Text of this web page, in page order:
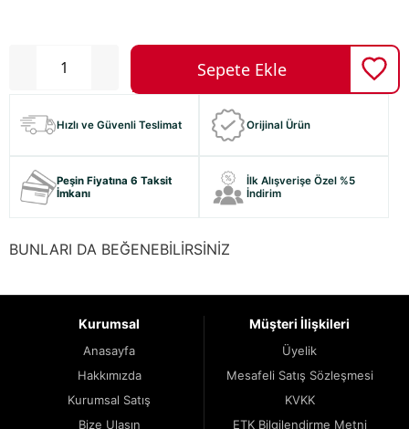
Hızlı ve Güvenli Teslimat Orijinal Ürün
Peşin Fiyatına 6 Taksit
İmkanı
İlk Alışverişe Özel %5
İndirim
BUNLARI DA BEĞENEBİLİRSİNİZ
Kurumsal
Anasayfa
Hakkımızda
Kurumsal Satış
Bize Ulaşın
Müşteri İlişkileri
Üyelik
Mesafeli Satış Sözleşmesi
KVKK
ETK Bilgilendirme Metni